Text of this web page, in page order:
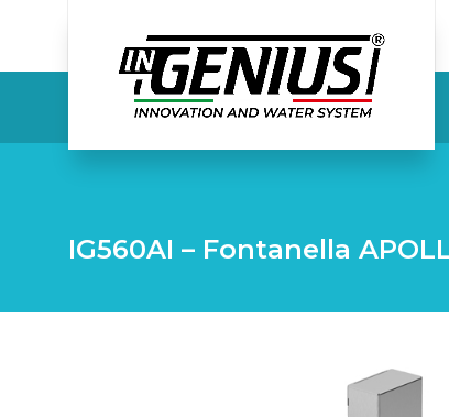
IG560AI – Fontanella